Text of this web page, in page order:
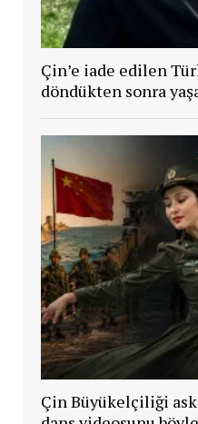
Çin’e iade edilen
döndükten sonra
Çin Büyükelçiliği